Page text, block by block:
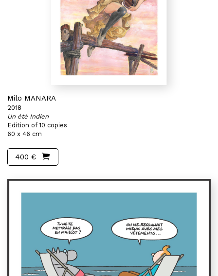
Milo MANARA
2018
Un été Indien
Edition of 10 copies
60 x 46 cm
400 €